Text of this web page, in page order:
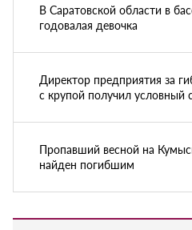
В Саратовской области в
годовалая девочка
Директор предприятия за
с крупой получил условный
Пропавший весной на
найден погибшим